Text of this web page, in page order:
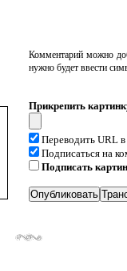
Комментарий можно
нужно будет ввести
Прикрепить
Переводить URL
Подписаться на
Подписать